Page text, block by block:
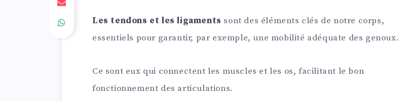
Les tendons et les ligaments sont des éléments clés de notre corps,
essentiels pour garantir, par exemple, une mobilité adéquate des genoux.
Ce sont eux qui connectent les muscles et les os, facilitant le bon
fonctionnement des articulations.